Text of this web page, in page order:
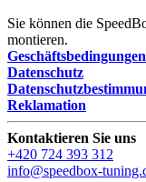
Sie können die
montieren.
Geschäftsbedingungen
Datenschutz
Reklamation
Kontaktieren Sie uns
+420 724 393 312
info@speedbox-